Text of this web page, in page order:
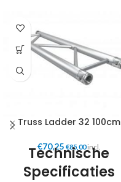
Truss Ladder 32 100cm
€70,25 €85,00incl.
Technische
Specificaties